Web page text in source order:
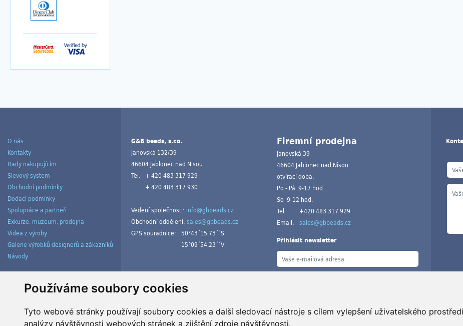
Používáme soubory cookies
Tyto webové stránky používají soubory cookies a další sledovací nástroje s cílem vylepšení uživatelského
analýzy návštěvnosti webových stránek a zjištění zdroje návštěvnosti.
O nás
Kontakty
Rady nakupujícím
Slevový system
Obchodní podmínky
Dodací podmínky
Spolupráce a partneři
Exkurze, muzeum, prodejna
Videa z výroby
Galerie výrobků designerů a zákazníků
Návody
G&B beads, s.r.o.
Janovská 132/39
46604 Jablonec nad Nisou
Tel.
+ 420 483 317 929
+ 420 483 317 930
Vedení společnosti: info@gbbeads.cz
Obchodní oddělení: sales@gbbeads.cz
GPS souradnice:
50°43´15.73´´S
15°09´54.23´´V
Firemní prodejna
Janovská 39
46604 Jablonec nad Nisou
otvírací doba:
Po - Pá 9-17 hod.
So 9-12 hod.
Tel.
+420 483 317 929
Email:
sales@gbbeads.cz
Přihlásit newsletter